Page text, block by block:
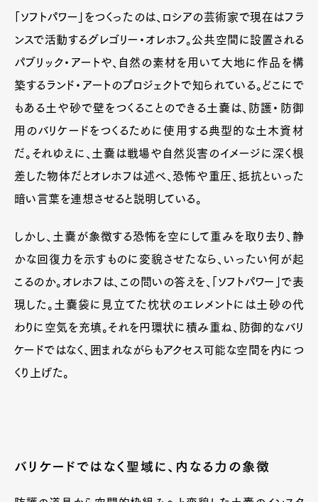
「ソフトパワー」をつくったのは、ロシアの芸術家で現在はフラ
ンスで活動するグレゴリー・オレホフ。公共空間に設置される
パブリック・アートや、自然の素材を用いて大地に作品を構
築するランド・アートのプロジェクトで知られている。どこにで
もある土や砂で壁をつくることのできる土嚢は、防護・防御
用のバリケードをつくるために使用する典型的な土木資材
だ。それゆえに、土嚢は戦場や自然災害のイメージに深く根
差した物体だとオレホフは述べ、恐怖や重圧、抵抗といった
暗い言葉を連想させると説明している。
しかし、土嚢が象徴する恐怖を空にして重みを取り去り、静
かな回復力を示すものに変貌させたなら、いったい何が起
こるのか。オレホフは、この問いの答えを、「ソフトパワー」で表
現した。土嚢袋に見立てた枕状のエレメントには土砂の代
わりに空気を充填。それを円環状に積み重ね、防御的なバリ
ケードではなく、囲まれながらもアクセス可能な空間を内につ
くり上げた。
バリケードではなく聖域に、内なる力の象徴